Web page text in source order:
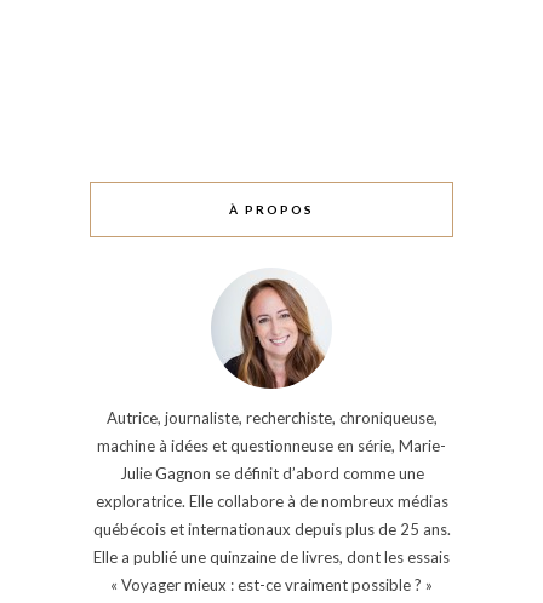
À PROPOS
Autrice, journaliste, recherchiste, chroniqueuse,
machine à idées et questionneuse en série, Marie-
Julie Gagnon se définit d’abord comme une
exploratrice. Elle collabore à de nombreux médias
québécois et internationaux depuis plus de 25 ans.
Elle a publié une quinzaine de livres, dont les essais
« Voyager mieux : est-ce vraiment possible ? »